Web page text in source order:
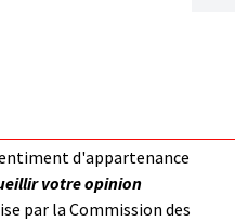
d'appartenance
votre opinion
par la Commission des